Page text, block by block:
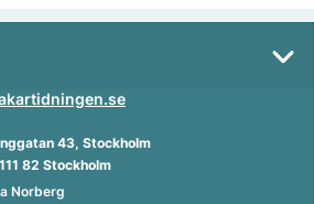
43, Stockholm
82 Stockholm
Norberg